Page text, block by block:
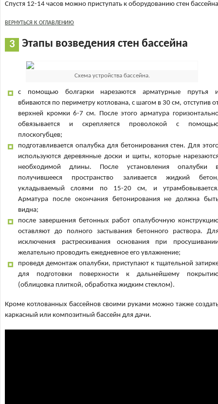
Спустя 12-14 часов можно приступать к оборудованию стен
ВЕРНУТЬСЯ К ОГЛАВЛЕНИЮ
Этапы возведения стен бассейна
Схема устройства бассейна.
с помощью болгарки нарезаются арматурные прутья
вбиваются по периметру котлована, с шагом в 30 см, отступив
верхней кромки 6-7 см. После этого арматура
обвязывается и скрепляется проволокой с
плоскогубцев;
подготавливается опалубка для бетонирования стен. Для
используются деревянные доски и щиты, которые
необходимой длины. После установления опалубки
получившееся пространство заливается жидкий
укладываемый слоями по 15-20 см, и
Арматура после окончания бетонирования не должна
видна;
после завершения бетонных работ опалубочную
оставляют до полного застывания бетонного раствора.
исключения растрескивания основания при
желательно проводить ежедневное его увлажнение;
проведя демонтаж опалубки, приступают к тщательной
для подготовки поверхности к дальнейшему
(облицовка плиткой, обработка жидким стеклом).
Кроме котлованных бассейнов своими руками можно также
каркасный или композитный бассейн для дачи.